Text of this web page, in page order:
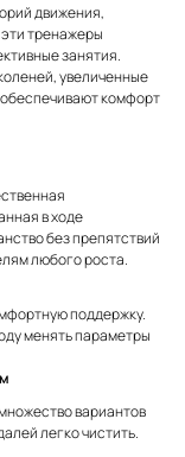
движения,
тренажеры
занятия.
увеличенные
комфорт
в ходе
без препятствий
любого роста.
поддержку.
менять параметры
вариантов
легко чистить.